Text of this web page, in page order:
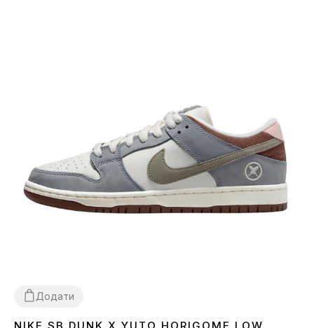
Додати
NIKE SB DUNK X YUTO HORIGOME LOW